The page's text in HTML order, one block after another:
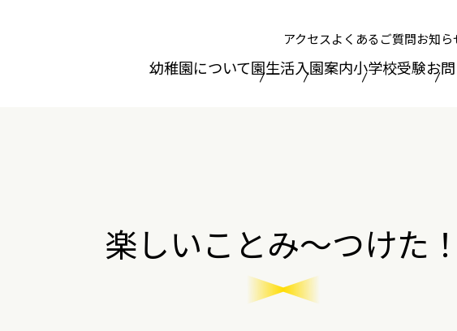
アクセスよくあるご質問お知ら
幼稚園について園生活入園案内小学校受験お
楽しいことみ～つけた！